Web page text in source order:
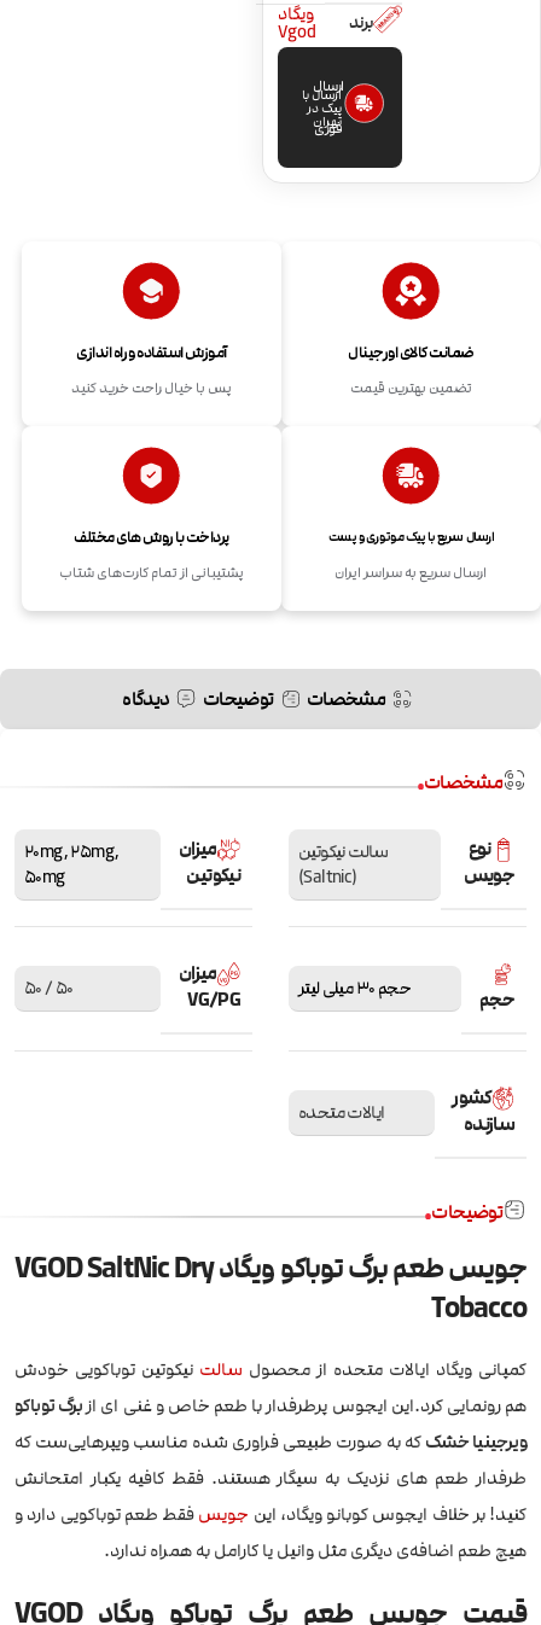
برند ویگاد
Vgod
ارسال
فوری
ارسال با
پیک در
تهران
ضمانت کالای اورجینال
تضمین بهترین قیمت
آموزش استفاده و راه اندازی
پس با خیال راحت خرید کنید
ارسال سریع با پیک موتوری و پست
ارسال سریع به سراسر ایران
پرداخت با روش های مختلف
پشتیبانی از تمام کارت‌های شتاب
مشخصات توضیحات دیدگاه
مشخصات
نوع
جویس
سالت نیکوتین
(Saltnic)
میزان
نیکوتین
20mg,25mg,
50mg
حجم حجم 30 میلی لیتر
میزان
VG/PG
50 / 50
کشور
سازنده
ایالات متحده
توضیحات
جویس طعم برگ توباکو ویگاد VGOD SaltNic Dry
Tobacco
کمپانی ویگاد ایالات متحده از محصول سالت نیکوتین توباکویی خودش
هم رونمایی کرد.این ایجوس پرطرفدار با طعم خاص و غنی ای ازبرگ توباکو
ویرجینیا خشککه به صورت طبیعی فراوری شده مناسب ویپرهایی‌ست که
طرفدار طعم های نزدیک به سیگار هستند. فقط کافیه یکبار امتحانش
کنید! بر خلاف ایجوس کوبانو ویگاد، این جویسفقط طعم توباکویی دارد و
هیچ طعم اضافه‌ی دیگری مثل وانیل یا کارامل به همراه ندارد.
قیمت جویس طعم برگ توباکو ویگاد VGOD